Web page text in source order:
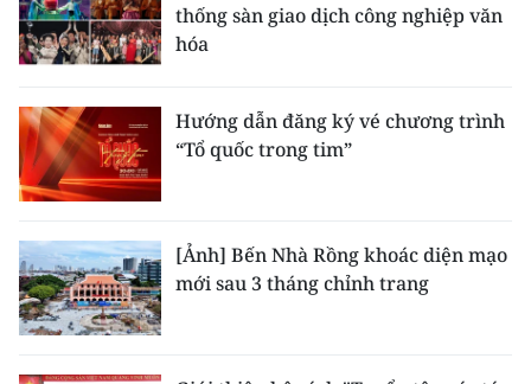
thống sàn giao dịch công nghiệp văn
hóa
Hướng dẫn đăng ký vé chương trình
“Tổ quốc trong tim”
[Ảnh] Bến Nhà Rồng khoác diện mạo
mới sau 3 tháng chỉnh trang